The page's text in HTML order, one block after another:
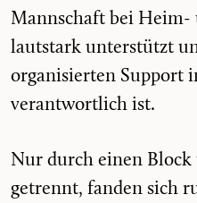
Mannschaft bei Heim-
lautstark unterstützt
organisierten Support
verantwortlich ist.
Nur durch einen Block
getrennt, fanden sich